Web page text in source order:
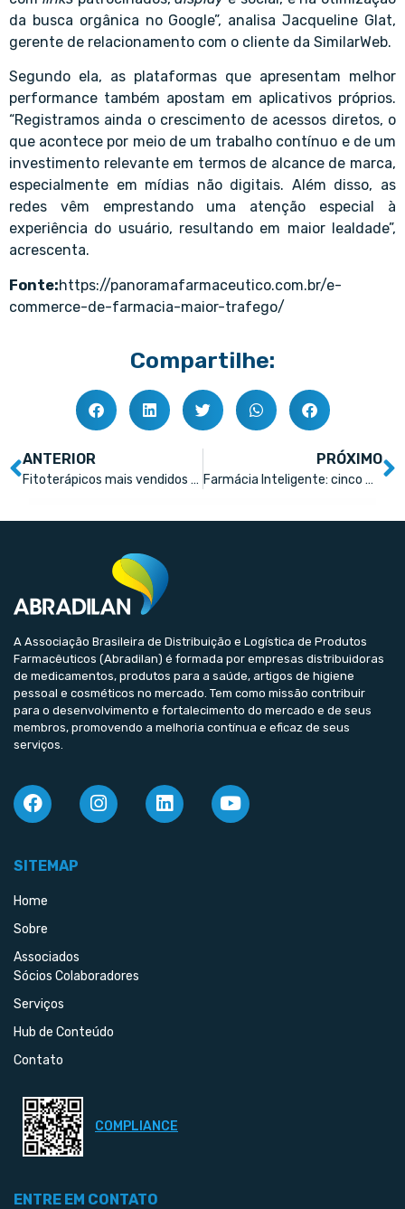
da busca orgânica no Google”, analisaJacqueline Glat,
gerente de relacionamento com o cliente da SimilarWeb.
Segundo ela, as plataformas que apresentam melhor
performance também apostam em aplicativos próprios.
“Registramos ainda o crescimento de acessos diretos, o
que acontece por meio de um trabalho contínuo e de um
investimento relevante em termos de alcance de marca,
especialmente em mídias não digitais. Além disso, as
redes vêm emprestando uma atenção especial à
experiência do usuário, resultando em maior lealdade”,
acrescenta.
Fonte:https://panoramafarmaceutico.com.br/e-
commerce-de-farmacia-maior-trafego/
Compartilhe:
ANTERIOR
Fitoterápicos mais vendidos no Brasil em valor
PRÓXIMO
Farmácia Inteligente: cinco medidas para transformar sua farmácia
A Associação Brasileira de Distribuição e Logística de Produtos
Farmacêuticos (Abradilan) é formada por empresas distribuidoras
de medicamentos, produtos para a saúde, artigos de higiene
pessoal e cosméticos no mercado. Tem como missão contribuir
para o desenvolvimento e fortalecimento do mercado e de seus
membros, promovendo a melhoria contínua e eficaz de seus
serviços.
SITEMAP
Home
Sobre
Associados
Sócios Colaboradores
Serviços
Hub de Conteúdo
Contato
COMPLIANCE
ENTRE EM CONTATO